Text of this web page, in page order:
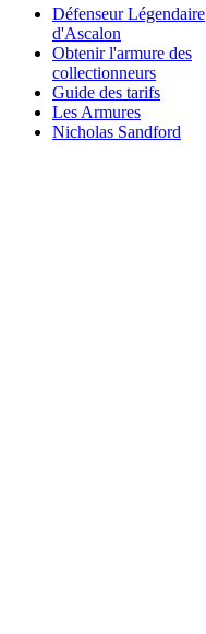
Défenseur Légendaire
d'Ascalon
Obtenir l'armure des
collectionneurs
Guide des tarifs
Les Armures
Nicholas Sandford